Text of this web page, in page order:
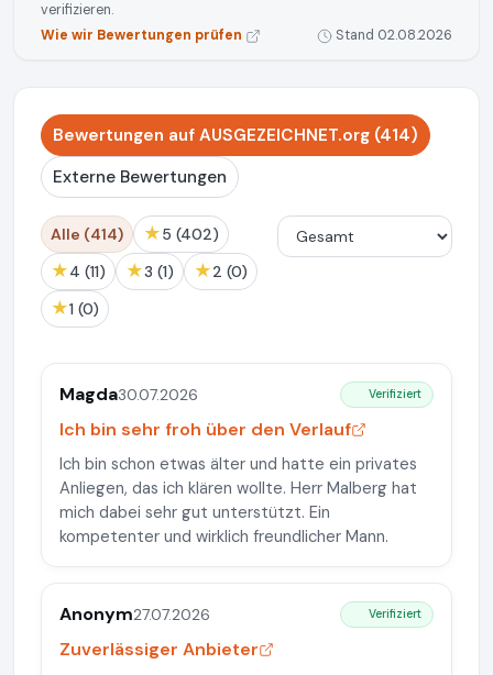
verifizieren.
Wie wir Bewertungen prüfen
Stand 02.08.2026
Bewertungen auf AUSGEZEICHNET.org (414)
Externe Bewertungen
Alle (414) ★ 5 (402)
★ 4 (11) ★ 3 (1) ★ 2 (0)
★ 1 (0)
Magda30.07.2026 Verifiziert
Ich bin sehr froh über den Verlauf
Ich bin schon etwas älter und hatte ein privates
Anliegen, das ich klären wollte. Herr Malberg hat
mich dabei sehr gut unterstützt. Ein
kompetenter und wirklich freundlicher Mann.
Anonym27.07.2026 Verifiziert
Zuverlässiger Anbieter